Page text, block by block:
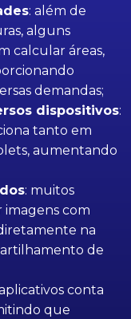
: além de
alguns
calcular áreas,
demandas;
dispositivos:
tanto em
aumentando
: muitos
imagens com
na
de
conta
que